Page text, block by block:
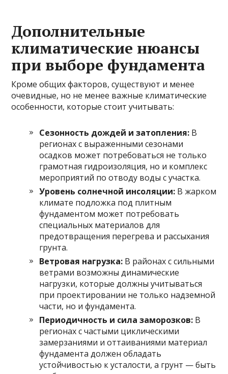
Дополнительные
климатические нюансы
при выборе фундамента
Кроме общих факторов, существуют и менее
очевидные, но не менее важные климатические
особенности, которые стоит учитывать:
Сезонность дождей и затопления: В
регионах с выраженными сезонами
осадков может потребоваться не только
грамотная гидроизоляция, но и комплекс
мероприятий по отводу воды с участка.
Уровень солнечной инсоляции: В жарком
климате подложка под плитным
фундаментом может потребовать
специальных материалов для
предотвращения перегрева и рассыхания
грунта.
Ветровая нагрузка: В районах с сильными
ветрами возможны динамические
нагрузки, которые должны учитываться
при проектировании не только надземной
части, но и фундамента.
Периодичность и сила заморозков: В
регионах с частыми циклическими
замерзаниями и оттаиваниями материал
фундамента должен обладать
устойчивостью к усталости, а грунт — быть